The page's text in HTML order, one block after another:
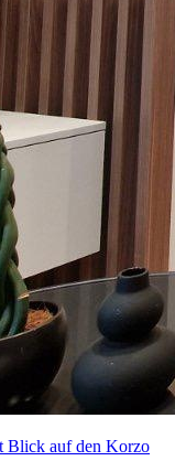
Blick auf den Korzo